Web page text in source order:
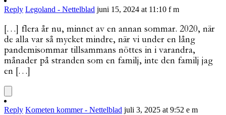
Reply Legoland - Nettelblad juni 15, 2024 at 11:10 f m
[…] flera år nu, minnet av en annan sommar. 2020, när
de alla var så mycket mindre, när vi under en lång
pandemisommar tillsammans nöttes in i varandra,
månader på stranden som en familj, inte den familj jag
en […]
Reply Kometen kommer - Nettelblad juli 3, 2025 at 9:52 e m